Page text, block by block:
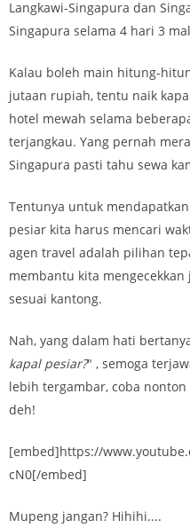
Langkawi-Singapura dan
Singapura selama 4 hari 3
Kalau boleh main hitung-
jutaan rupiah, tentu naik
hotel mewah selama
terjangkau. Yang pernah
Singapura pasti tahu sewa
Tentunya untuk
pesiar kita harus mencari
agen travel adalah pilihan
membantu kita
sesuai kantong.
Nah, yang dalam hati
kapal pesiar?" , semoga
lebih tergambar, coba
deh!
[embed]https://
cN0[/embed]
Mupeng jangan? Hihihi....